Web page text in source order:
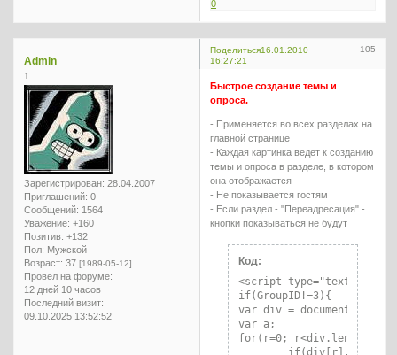
0
Поделиться 105
16.01.2010
16:27:21
Admin
↑
Зарегистрирован: 28.04.2007
Приглашений: 0
Сообщений: 1564
Уважение: +160
Позитив: +132
Пол: Мужской
Возраст: 37 [1989-05-12]
Провел на форуме:
12 дней 10 часов
Последний визит:
09.10.2025 13:52:52
Быстрое создание темы и
опроса.
- Применяется во всех разделах на
главной странице
- Каждая картинка ведет к созданию
темы и опроса в разделе, в котором
она отображается
- Не показывается гостям
- Если раздел - "Переадресация" -
кнопки показываться не будут
Код:
<script type="text/
if(GroupID!=3){
var div =
var a;
for(r=0; r<div.length;